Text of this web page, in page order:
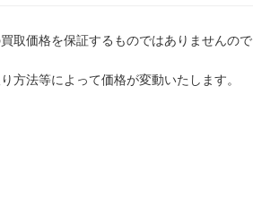
取価格を保証するものではありませんので
方法等によって価格が変動いたします。